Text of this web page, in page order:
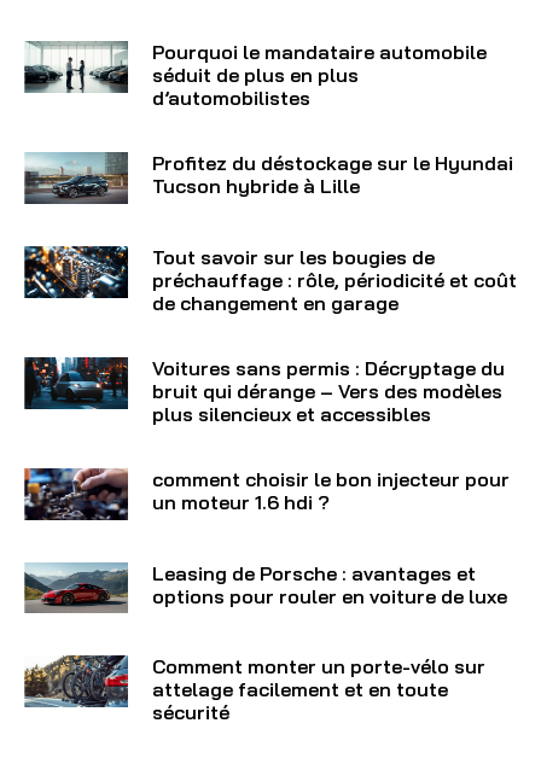
Pourquoi le mandataire automobile
séduit de plus en plus
d’automobilistes
Profitez du déstockage sur le Hyundai
Tucson hybride à Lille
Tout savoir sur les bougies de
préchauffage : rôle, périodicité et coût
de changement en garage
Voitures sans permis : Décryptage du
bruit qui dérange – Vers des modèles
plus silencieux et accessibles
comment choisir le bon injecteur pour
un moteur 1.6 hdi ?
Leasing de Porsche : avantages et
options pour rouler en voiture de luxe
Comment monter un porte-vélo sur
attelage facilement et en toute
sécurité